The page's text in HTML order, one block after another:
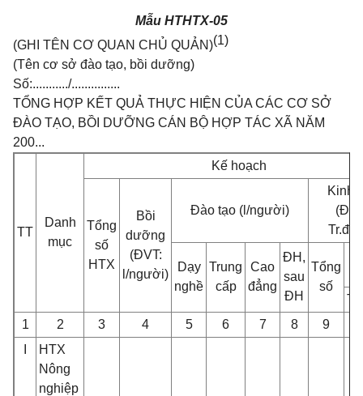
Mẫu HTHTX-05
(GHI TÊN CƠ QUAN CHỦ QUẢN)(1)
(Tên cơ sở đào tạo, bồi dưỡng)
Số:.........../...............
TỔNG HỢP KẾT QUẢ THỰC HIỆN CỦA CÁC CƠ SỞ
ĐÀO TẠO, BỒI DƯỠNG CÁN BỘ HỢP TÁC XÃ NĂM
200...
TT
Danh
mục
Kế hoạch
Tổng
số
HTX
Bồi
dưỡng
(ĐVT:
l/người)
Đào tạo (l/người)
Kinh
Dạy
nghề
Trung
cấp
Cao
đẳng
ĐH,
sau
ĐH
Tổng
số
1
2 3 4 5 6 7 8 9
HTX
Nông
nghiệp